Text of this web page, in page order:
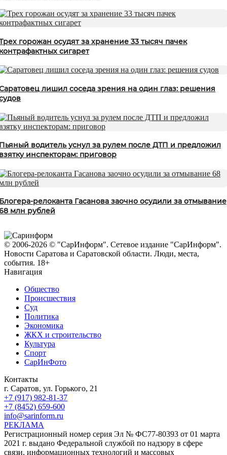
горожан осудят за хранение 33 тысяч пачек
сигарет
лишил соседа зрения на один глаз: решения
водитель уснул за рулем после ДТП и предложил
инспекторам: приговор
релоканта Гасанова заочно осудили за отмывание
млн рублей
© 2006-2026 © "СарИнформ". Сетевое издание "СарИнформ".
Новости Саратова и Саратовской области. Люди, места,
события. 18+
Навигация
Общество
Происшествия
Суд
Политика
Экономика
ЖКХ и строительство
Культура
Спорт
СарИнФото
Контакты
г. Саратов, ул. Горького, 21
+7 (917) 982-81-37
+7 (8452) 659-600
info@sarinform.ru
РЕКЛАМА
Регистрационный номер серия Эл № ФС77-80393 от 01 марта
2021 г. выдано Федеральной службой по надзору в сфере
связи, информационных технологий и массовых